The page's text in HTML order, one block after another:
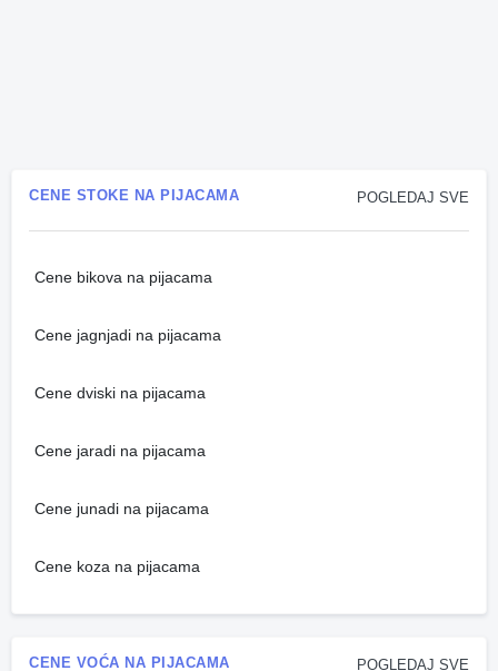
POGLEDAJ SVE
CENE STOKE NA PIJACAMA
Cene bikova na pijacama
Cene jagnjadi na pijacama
Cene dviski na pijacama
Cene jaradi na pijacama
Cene junadi na pijacama
Cene koza na pijacama
POGLEDAJ SVE
CENE VOĆA NA PIJACAMA